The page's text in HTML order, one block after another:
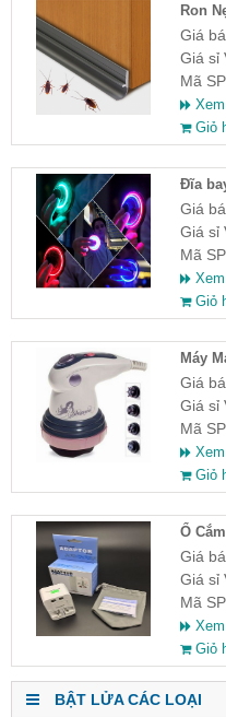
Ron
Chống
Giá
Giá sỉ
Mã
Xem
Giỏ
Đĩa
chiều
Giá
Giá sỉ
Mã
Xem
Giỏ
Máy
HĐ )
Giá
Giá sỉ
Mã
Xem
Giỏ
Ổ
Giá
Giá sỉ
Mã
Xem
Giỏ
BẬT LỬA CÁC LOẠI